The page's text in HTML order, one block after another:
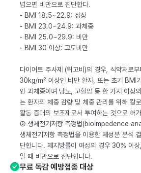
넘으면 비만으로 진단합다.
- BMI 18.5~22.9: 정상
- BMI 23.0~24.9: 과체중
- BMI 25.0~29.9: 비만
- BMI 30 이상: 고도비만
다이어트 주사제 (위고비)의 경우, 식약처로
30kg/m² 이상인 비만 환자, 또는 초기
인 과체중이며 당뇨, 고혈압 등 한 가지 이상
는 환자의 체중 감량 및 체중 관리를 위해 칼
활동 증대의 보조제로서 투여하는 것으로 허
② 생체전기저항 측정법(bioimpedence
생체전기저항 측정법을 이용한 체성분 분석
단합니다. 체지방률이 여성의 경우 30% 이
일 때 비만으로 진단합니다.
무료 독감 예방접종 대상